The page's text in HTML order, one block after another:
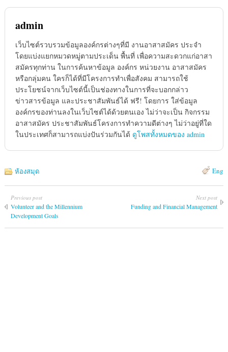
admin
เว็บไซต์รวบรวมข้อมูลองค์กรต่างๆที่มี งานอาสาสมัคร ประจำ
โดยแบ่งแยกหมวดหมู่ตามประเด็น พื้นที่ เพื่อความสะดวกแก่อาสา
สมัครทุกท่าน ในการค้นหาข้อมูล องค์กร หน่วยงาน อาสาสมัคร
หรือกลุ่มคน ใครก็ได้ที่มีโครงการทำเพื่อสังคม สามารถใช้
ประโยชน์จากเว็บไซต์นี้เป็นช่องทางในการที่จะบอกกล่าว
ข่าวสารข้อมูล และประชาสัมพันธ์ได้ ฟรี! โดยการ ใส่ข้อมูล
องค์กรของท่านลงในเว็บไซต์ได้ด้วยตนเอง ไม่ว่าจะเป็น กิจกรรม
อาสาสมัคร ประชาสัมพันธ์โครงการทำความดีต่างๆ ไม่ว่าอยู่ที่ใด
ในประเทศก็สามารถแบ่งปันร่วมกันได้ ดูโพสทั้งหมดของ admin
Eng
ห้องสมุด
Previous post
Volunteer and the Millennium
Development Goals
Next post
Funding and Financial Management